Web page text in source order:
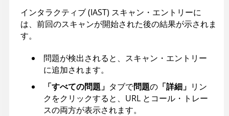
インタラクティブ (IAST) スキャン・エントリーに
は、前回のスキャンが開始された後の結果が示されま
す。
問題が検出されると、スキャン・エントリー
に追加されます。
「すべての問題」 タブで問題の 「詳細」 リン
クをクリックすると、URL とコール・トレー
スの両方が表示されます。